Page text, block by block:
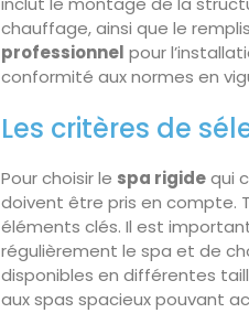
chauffage, ainsi que le
professionnel pour
conformité aux normes en
Les critères de
Pour choisir le spa rigidequi
doivent être pris en compte.
éléments clés. Il est
régulièrement le spa et de
disponibles en différentes
aux spas spacieux pouvant